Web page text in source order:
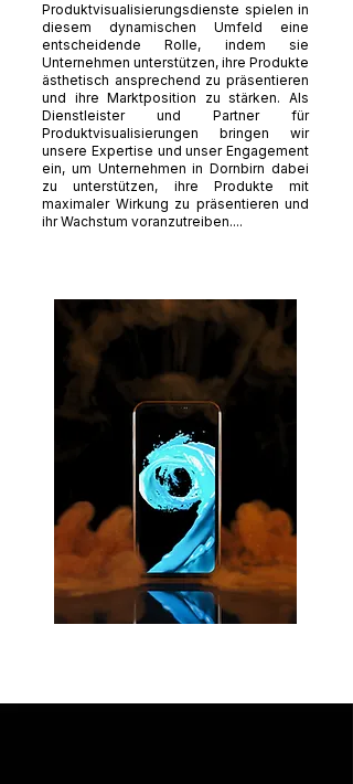
Produktvisualisierungsdienste spielen in
diesem dynamischen Umfeld eine
entscheidende Rolle, indem sie
Unternehmen unterstützen, ihre Produkte
ästhetisch ansprechend zu präsentieren
und ihre Marktposition zu stärken. Als
Dienstleister und Partner für
Produktvisualisierungen bringen wir
unsere Expertise und unser Engagement
ein, um Unternehmen in Dornbirn dabei
zu unterstützen, ihre Produkte mit
maximaler Wirkung zu präsentieren und
ihr Wachstum voranzutreiben....